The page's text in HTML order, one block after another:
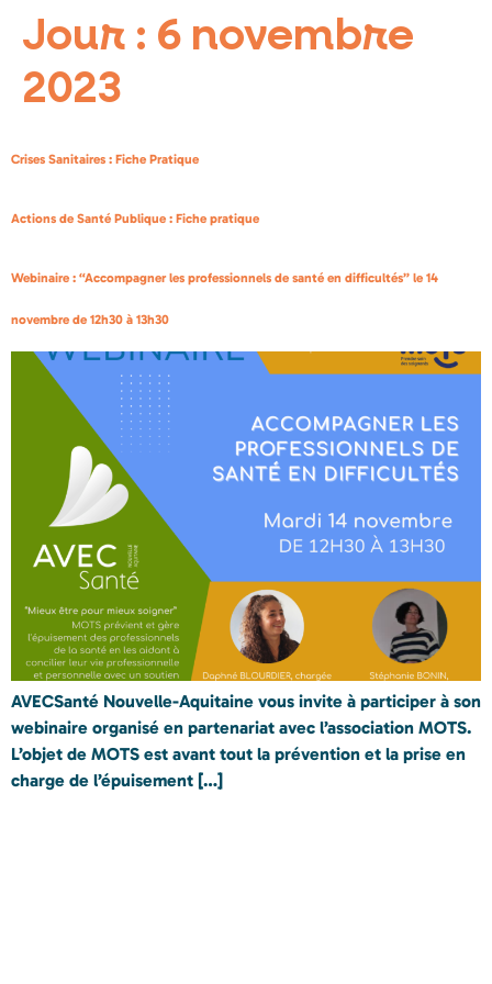
Jour : 6 novembre
2023
Crises Sanitaires : Fiche Pratique
Actions de Santé Publique : Fiche pratique
Webinaire : “Accompagner les professionnels de santé en difficultés” le 14
novembre de 12h30 à 13h30
AVECSanté Nouvelle-Aquitaine vous invite à participer à son
webinaire organisé en partenariat avec l’association MOTS.
L’objet de MOTS est avant tout la prévention et la prise en
charge de l’épuisement […]